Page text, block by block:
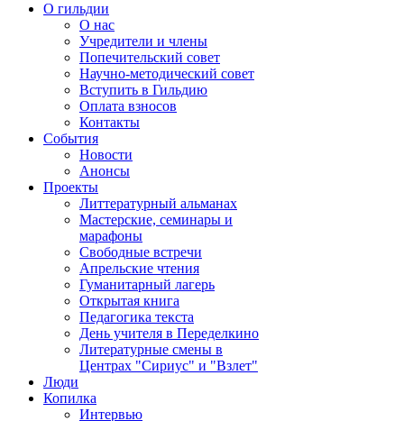
О гильдии
О нас
Учредители и члены
Попечительский совет
Научно-методический совет
Вступить в Гильдию
Оплата взносов
Контакты
События
Новости
Анонсы
Проекты
Литтературный альманах
Мастерские, семинары и
марафоны
Свободные встречи
Апрельские чтения
Гуманитарный лагерь
Открытая книга
Педагогика текста
День учителя в Переделкино
Литературные смены в
Центрах "Сириус" и "Взлет"
Люди
Копилка
Интервью